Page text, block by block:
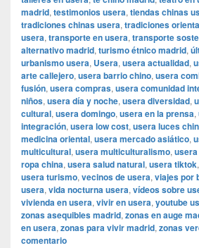
madrid, testimonios usera, tiendas chinas
tradiciones chinas usera, tradiciones
usera, transporte en usera, transporte
alternativo madrid, turismo étnico madrid,
urbanismo usera, Usera, usera actualidad,
arte callejero, usera barrio chino, usera
fusión, usera compras, usera comunidad
niños, usera día y noche, usera diversidad,
cultural, usera domingo, usera en la prensa,
integración, usera low cost, usera luces
medicina oriental, usera mercado asiático,
multicultural, usera multiculturalismo,
ropa china, usera salud natural, usera tiktok,
usera turismo, vecinos de usera, viajes por
usera, vida nocturna usera, vídeos sobre
vivienda en usera, vivir en usera, youtube
zonas asequibles madrid, zonas en auge
en usera, zonas para vivir madrid, zonas
comentario